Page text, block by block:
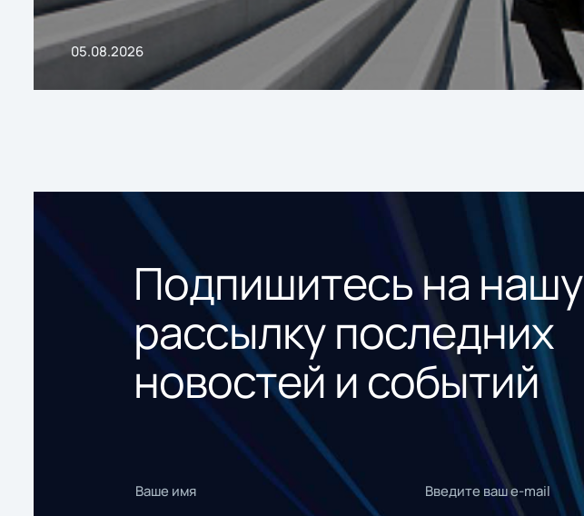
05.08.2026
Подпишитесь на нашу
рассылку последних
новостей и событий